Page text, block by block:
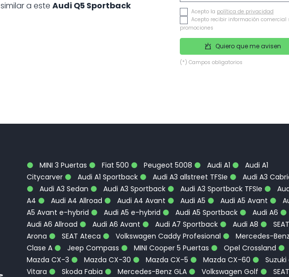
similar a este Audi Q5 Sportback
Acepto la política de privacidad
Acepto recibir información comercial
promociones
Quiero que me avisen
(*) Campos obligatorios
MINI 3 Puertas Fiat 500 Peugeot 5008 Audi A1
Audi A1
Citycarver
Audi A1 Sportback Audi A3 allstreet TFSIe
Audi A3
Audi A3 Sedan
Audi A3 Sportback Audi A3 Sportback TFSIe
A4
Audi A4 Allroad Audi A4 Avant Audi A5 Audi A5 Avant
A5 Avant e-hybrid
Audi A5 e-hybrid Audi A5 Sportback
Audi A6
Audi A6 Allroad
Audi A6 Avant Audi A7 Sportback Audi A8
SEAT
Arona
SEAT Ateca Volkswagen Caddy Profesional
Mercedes-Benz
Clase A
Jeep Compass MINI Cooper 5 Puertas
Opel Crossland
Mazda CX-3
Mazda CX-30 Mazda CX-5 Mazda CX-60
Suzuki
Vitara
Skoda Fabia Mercedes-Benz GLA Volkswagen Golf
SEAT